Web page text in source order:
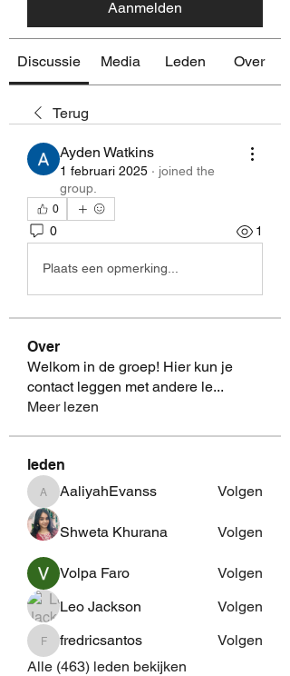
Aanmelden
Discussie Media Leden Over
Terug
Ayden Watkins
1 februari 2025 · joined the
group.
0
0 1
Plaats een opmerking...
Over
Welkom in de groep! Hier kun je
contact leggen met andere le...
Meer lezen
leden
AaliyahEvanss
AaliyahEvanss Volgen
Shweta Khurana Volgen
Volpa Faro
Volgen
Leo Jackson
Volgen
fredricsantos
fredricsantos
Volgen
Alle (463) leden bekijken